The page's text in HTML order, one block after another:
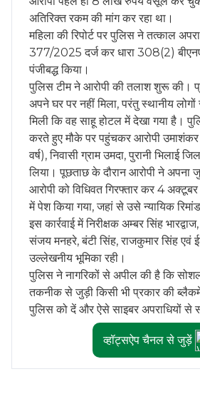
अतिरिक्त रकम की मांग कर रहा था।
महिला की रिपोर्ट पर पुलिस ने तत्काल
377/2025 दर्ज कर धारा 308(2)
पंजीबद्ध किया।
पुलिस टीम ने आरोपी की तलाश शुरू की।
अपने घर पर नहीं मिला, परंतु स्थानीय
मिली कि वह साहू होटल में देखा गया है।
करते हुए मौके पर पहुंचकर आरोपी उमाशंकर
वर्ष), निवासी ग्राम उमदा, पुरानी भिलाई
लिया। पूछताछ के दौरान आरोपी ने अपना
आरोपी को विधिवत गिरफ्तार कर 4
में पेश किया गया, जहां से उसे न्यायिक
इस कार्रवाई में निरीक्षक अम्बर सिंह
संजय मनहरे, बंटी सिंह, राजकुमार सिंह एवं
उल्लेखनीय भूमिका रही।
पुलिस ने नागरिकों से अपील की है कि सोशल
तकनीक से जुड़ी किसी भी प्रकार की
पुलिस को दें और ऐसे साइबर अपराधियों से
व्हॉट्सऐप चैनल से जुड़ें